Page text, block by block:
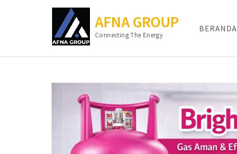
AFNA GROUP
Connecting The Energy
BERANDA